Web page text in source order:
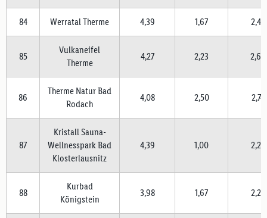
84 Werratal Therme 4,39 1,67 2,43
85
Vulkaneifel
Therme
4,27 2,23 2,69
86
Therme Natur Bad
Rodach
4,08 2,50 2,74
87
Kristall Sauna-
Wellnesspark Bad
Klosterlausnitz
4,39 1,00 2,23
88
Kurbad
Königstein
3,98 1,67 2,24